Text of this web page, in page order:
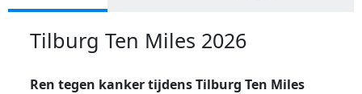
Tilburg Ten Miles 2026
Ren tegen kanker tijdens Tilburg Ten Miles